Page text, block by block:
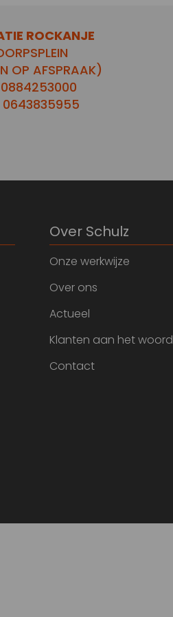
ROCKANJE
OP AFSPRAAK)
0643835955
Over Schulz
Onze werkwijze
Over ons
Actueel
Klanten aan het woord
Contact